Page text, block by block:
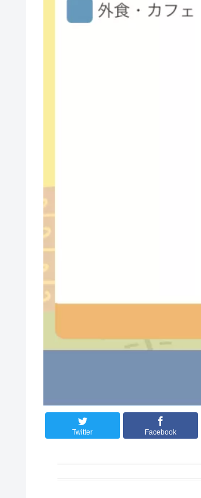
Twitter Facebook